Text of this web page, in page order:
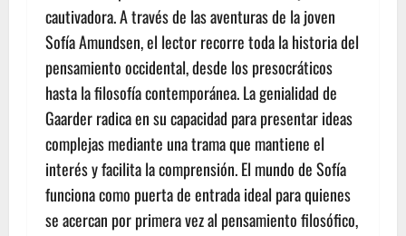
cautivadora. A través de las aventuras de la joven
Sofía Amundsen, el lector recorre toda la historia del
pensamiento occidental, desde los presocráticos
hasta la filosofía contemporánea. La genialidad de
Gaarder radica en su capacidad para presentar ideas
complejas mediante una trama que mantiene el
interés y facilita la comprensión. El mundo de Sofía
funciona como puerta de entrada ideal para quienes
se acercan por primera vez al pensamiento filosófico,